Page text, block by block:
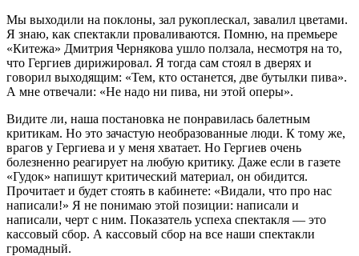
Мы выходили на поклоны, зал рукоплескал, завалил цветами.
Я знаю, как спектакли проваливаются. Помню, на премьере
«Китежа» Дмитрия Чернякова ушло ползала, несмотря на то,
что Гергиев дирижировал. Я тогда сам стоял в дверях и
говорил выходящим: «Тем, кто останется, две бутылки пива».
А мне отвечали: «Не надо ни пива, ни этой оперы».
Видите ли, наша постановка не понравилась балетным
критикам. Но это зачастую необразованные люди. К тому же,
врагов у Гергиева и у меня хватает. Но Гергиев очень
болезненно реагирует на любую критику. Даже если в газете
«Гудок» напишут критический материал, он обидится.
Прочитает и будет стоять в кабинете: «Видали, что про нас
написали!» Я не понимаю этой позиции: написали и
написали, черт с ним. Показатель успеха спектакля — это
кассовый сбор. А кассовый сбор на все наши спектакли
громадный.